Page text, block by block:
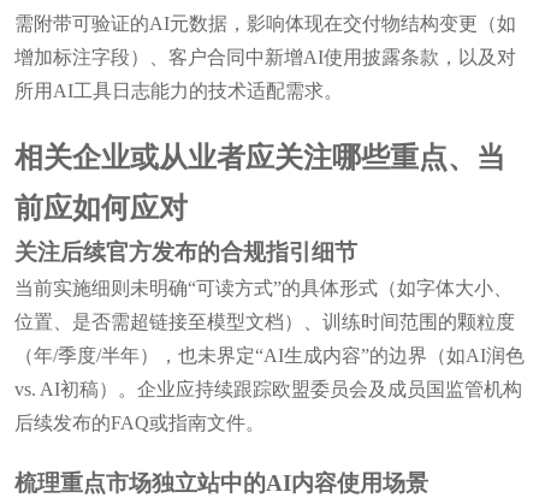
需附带可验证的AI元数据，影响体现在交付物结构变更（如
增加标注字段）、客户合同中新增AI使用披露条款，以及对
所用AI工具日志能力的技术适配需求。
相关企业或从业者应关注哪些重点、当
前应如何应对
关注后续官方发布的合规指引细节
当前实施细则未明确“可读方式”的具体形式（如字体大小、
位置、是否需超链接至模型文档）、训练时间范围的颗粒度
（年/季度/半年），也未界定“AI生成内容”的边界（如AI润色
vs. AI初稿）。企业应持续跟踪欧盟委员会及成员国监管机构
后续发布的FAQ或指南文件。
梳理重点市场独立站中的AI内容使用场景